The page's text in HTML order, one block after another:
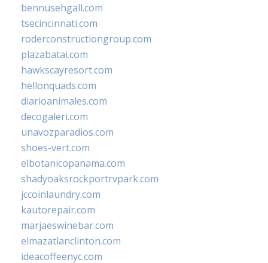
bennusehgall.com
tsecincinnati.com
roderconstructiongroup.com
plazabatai.com
hawkscayresort.com
hellonquads.com
diarioanimales.com
decogaleri.com
unavozparadios.com
shoes-vert.com
elbotanicopanama.com
shadyoaksrockportrvpark.com
jccoinlaundry.com
kautorepair.com
marjaeswinebar.com
elmazatlanclinton.com
ideacoffeenyc.com